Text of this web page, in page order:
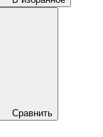
Сравнить